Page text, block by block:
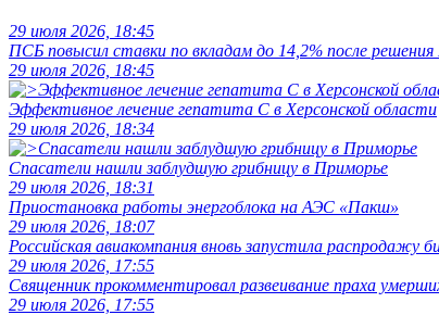
29 июля 2026, 18:45
ПСБ повысил ставки по вкладам до 14,2% после
29 июля 2026, 18:45
Эффективное лечение гепатита C в Херсонской области
29 июля 2026, 18:34
Спасатели нашли заблудшую грибницу в Приморье
29 июля 2026, 18:31
Приостановка работы энергоблока на АЭС «Пакш»
29 июля 2026, 18:07
Российская авиакомпания вновь запустила распродажу
29 июля 2026, 17:55
Священник прокомментировал развеивание праха
29 июля 2026, 17:55